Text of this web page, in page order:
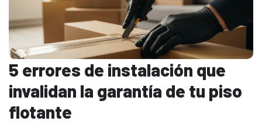
5 errores de instalación que
invalidan la garantía de tu piso
flotante